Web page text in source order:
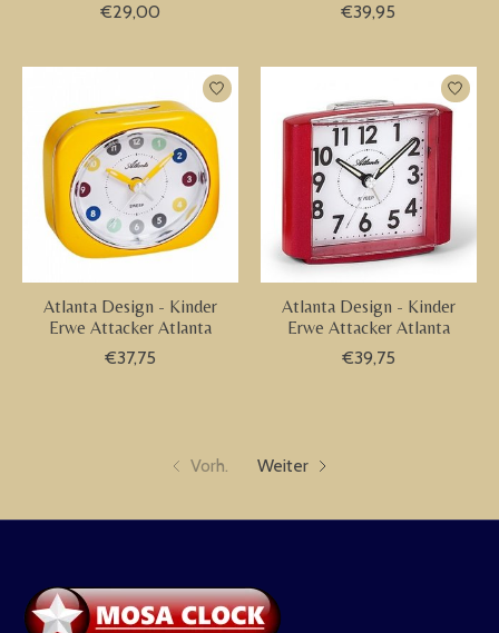
€29,00
€39,95
Atlanta Design - Kinder
Erwe Attacker Atlanta
€37,75
Atlanta Design - Kinder
Erwe Attacker Atlanta
€39,75
Vorh. Weiter